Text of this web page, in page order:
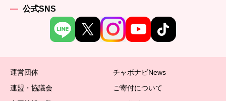
公式SNS
運営団体
チャボナビNews
連盟・協議会
ご寄付について